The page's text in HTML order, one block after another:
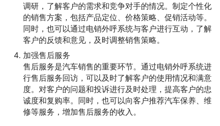
调研，了解客户的需求和竞争对手的情况。制定个性化
的销售方案，包括产品定位、价格策略、促销活动等。
同时，也可以通过电销外呼系统与客户进行互动，了解
客户的反馈和意见，及时调整销售策略。
加强售后服务
售后服务是汽车销售的重要环节。通过电销外呼系统进
行售后服务回访，可以及时了解客户的使用情况和满意
度。对客户的问题和投诉进行及时处理，提高客户的忠
诚度和复购率。同时，也可以向客户推荐汽车保养、维
修等服务，增加售后服务的收入。